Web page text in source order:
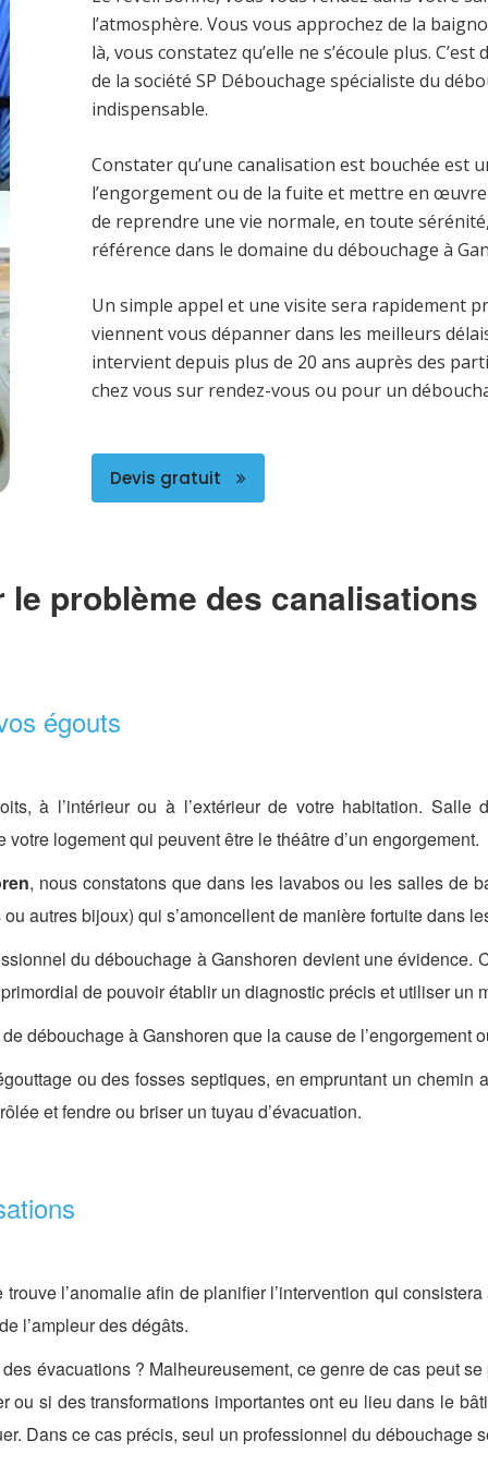
l’atmosphère. Vous vous approchez de la
là, vous constatez qu’elle ne s’écoule plus.
de la société SP Débouchage spécialiste du
indispensable.
Constater qu’une canalisation est bouchée est
l’engorgement ou de la fuite et mettre en
de reprendre une vie normale, en toute
référence dans le domaine du débouchage à
Un simple appel et une visite sera rapidement
viennent vous dépanner dans les meilleurs
intervient depuis plus de 20 ans auprès des
chez vous sur rendez-vous ou pour un
Devis gratuit
problème des
égouts
à l’intérieur ou à l’extérieur de votre habitation.
logement qui peuvent être le théâtre d’un engorgement.
, nous constatons que dans les lavabos ou les salles de
autres bijoux) qui s’amoncellent de manière fortuite dans
du débouchage à Ganshoren devient une
de pouvoir établir un diagnostic précis et utiliser un
débouchage à Ganshoren que la cause de
ou des fosses septiques, en empruntant un
et fendre ou briser un tuyau d’évacuation.
l’anomalie afin de planifier l’intervention qui
l’ampleur des dégâts.
évacuations ? Malheureusement, ce genre de cas peut
ou si des transformations importantes ont eu lieu dans le
Dans ce cas précis, seul un professionnel du